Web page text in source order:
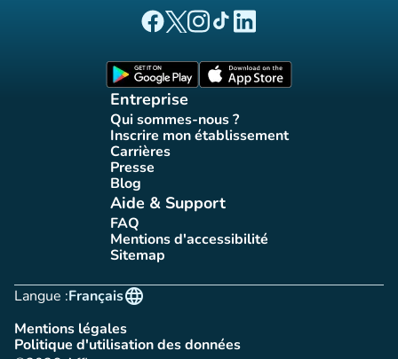
(nouvel onglet)
(nouvel onglet)
(nouvel onglet)
(nouvel onglet)
(nouvel onglet)
Entreprise
Qui sommes-nous ?
(nouvel onglet)
Inscrire mon établissement
(nouvel onglet)
Carrières(nouvel onglet)
Presse(nouvel onglet)
Blog(nouvel onglet)
Aide & Support
FAQ(nouvel onglet)
Mentions d'accessibilité
(nouvel onglet)
Sitemap(nouvel onglet)
Langue :
language
Français
Mentions légales
(nouvel onglet)
Politique d'utilisation des données
(nouvel onglet)